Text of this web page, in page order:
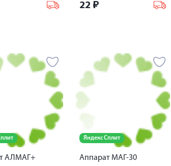
22 ₽
АЛМАГ+
Яндекс Сплит
Аппарат МАГ-30